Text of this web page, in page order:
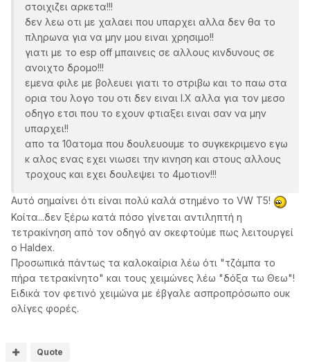
στοιχιζει αρκετα!!!
δεν λεω οτι με χαλαει που υπαρχει αλλα δεν θα το
πληρωνα για να μην μου ειναι χρησιμο!!
γιατι με το esp off μπαινεις σε αλλους κινδυνους σε
ανοιχτο δρομο!!!
εμενα φιλε με βολευει γιατι το στριβω και το παω στα
ορια του λογο του οτι δεν ειναι Ι.Χ αλλα για τον μεσο
οδηγο ετσι που το εχουν φτιαξει ειναι σαν να μην
υπαρχει!!
απο τα 10ατομα που δουλευουμε το συγκεκριμενο εγω
κ αλος ενας εχει νιωσει την κινηση και στους αλλους
τροχους και εχει δουλεψει το 4μοτιον!!!
Αυτό σημαίνει ότι είναι πολύ καλά στημένο το VW T5!
Κοίτα...δεν ξέρω κατά πόσο γίνεται αντιληπτή η
τετρακίνηση από τον οδηγό αν σκεφτούμε πως λειτουργεί
ο Haldex.
Προσωπικά πάντως τα καλοκαίρια λέω ότι "τζάμπα το
πήρα τετρακίνητο" και τους χειμώνες λέω "δόξα τω Θεω"!
Ειδικά τον φετινό χειμώνα με έβγαλε ασπροπρόσωπο ουκ
ολίγες φορές.
Quote